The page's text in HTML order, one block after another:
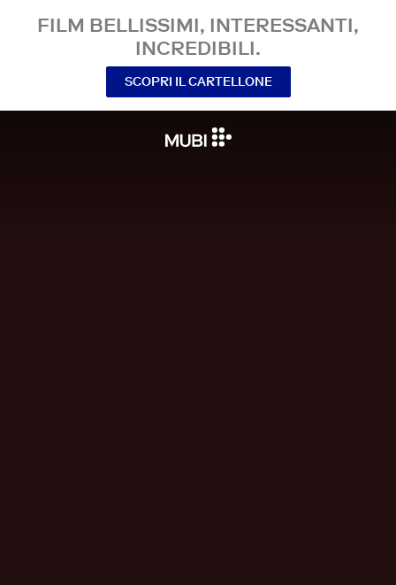
FILM BELLISSIMI, INTERESSANTI,
INCREDIBILI.
SCOPRI IL CARTELLONE